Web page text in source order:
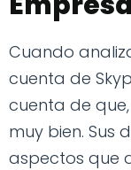
Cuando
cuenta de
cuenta de
muy bien. Sus
aspectos que